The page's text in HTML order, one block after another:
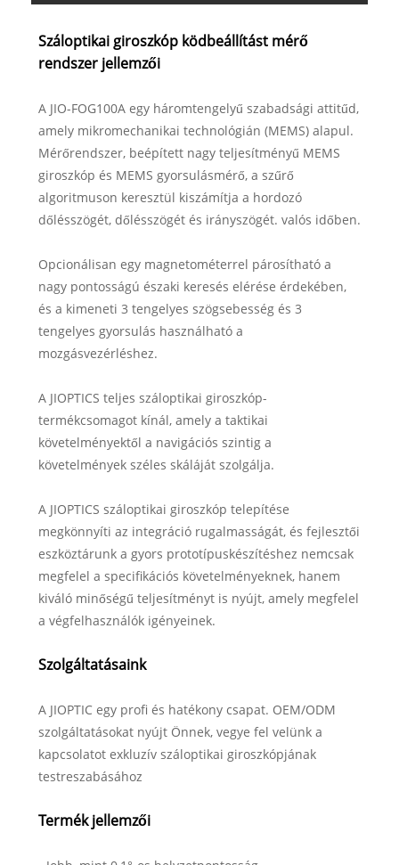
Száloptikai giroszkóp ködbeállítást mérő
rendszer jellemzői
A JIO-FOG100A egy háromtengelyű szabadsági attitűd,
amely mikromechanikai technológián (MEMS) alapul.
Mérőrendszer, beépített nagy teljesítményű MEMS
giroszkóp és MEMS gyorsulásmérő, a szűrő
algoritmuson keresztül kiszámítja a hordozó
dőlésszögét, dőlésszögét és irányszögét. valós időben.
Opcionálisan egy magnetométerrel párosítható a
nagy pontosságú északi keresés elérése érdekében,
és a kimeneti 3 tengelyes szögsebesség és 3
tengelyes gyorsulás használható a
mozgásvezérléshez.
A JIOPTICS teljes száloptikai giroszkóp-
termékcsomagot kínál, amely a taktikai
követelményektől a navigációs szintig a
követelmények széles skáláját szolgálja.
A JIOPTICS száloptikai giroszkóp telepítése
megkönnyíti az integráció rugalmasságát, és fejlesztői
eszköztárunk a gyors prototípuskészítéshez nemcsak
megfelel a specifikációs követelményeknek, hanem
kiváló minőségű teljesítményt is nyújt, amely megfelel
a végfelhasználók igényeinek.
Szolgáltatásaink
A JIOPTIC egy profi és hatékony csapat. OEM/ODM
szolgáltatásokat nyújt Önnek, vegye fel velünk a
kapcsolatot exkluzív száloptikai giroszkópjának
testreszabásához
Termék jellemzői